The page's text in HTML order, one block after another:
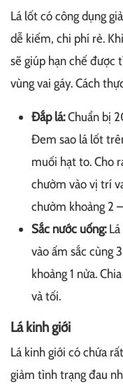
Lá lốt có công dụng
dễ kiếm, chi phí rẻ.
sẽ giúp hạn chế được
vùng vai gáy. Cách
Đắp lá:Chuẩn bị
Đem sao lá lốt
muối hạt to. Cho
chườm vào vị trí
chườm khoảng 2
Sắc nước uống:Lá
vào ấm sắc cùng
khoảng 1 nửa.
và tối.
Lá kinh giới
Lá kinh giới có chứa
giảm tình trạng đau